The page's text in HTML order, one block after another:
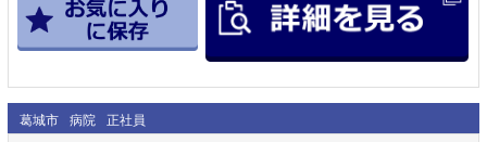
葛城市 病院 正社員